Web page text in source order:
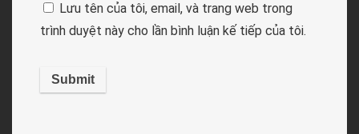
Lưu tên của tôi, email, và trang web trong
trình duyệt này cho lần bình luận kế tiếp của tôi.